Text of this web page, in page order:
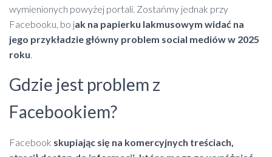
wymienionych powyżej portali. Zostańmy jednak przy
Facebooku, bo jak na papierku lakmusowym widać na
jego przykładzie główny problem social mediów w 2025
roku.
Gdzie jest problem z
Facebookiem?
Facebook skupiając się na komercyjnych treściach,